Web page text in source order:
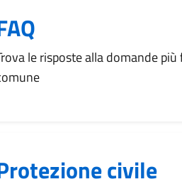
le risposte alla domande
civile